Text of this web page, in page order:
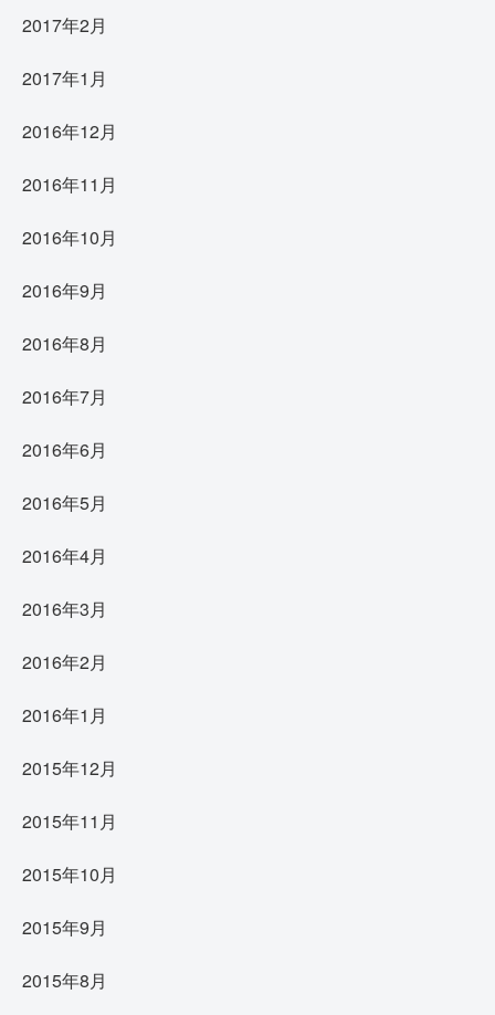
2017年2月
2017年1月
2016年12月
2016年11月
2016年10月
2016年9月
2016年8月
2016年7月
2016年6月
2016年5月
2016年4月
2016年3月
2016年2月
2016年1月
2015年12月
2015年11月
2015年10月
2015年9月
2015年8月